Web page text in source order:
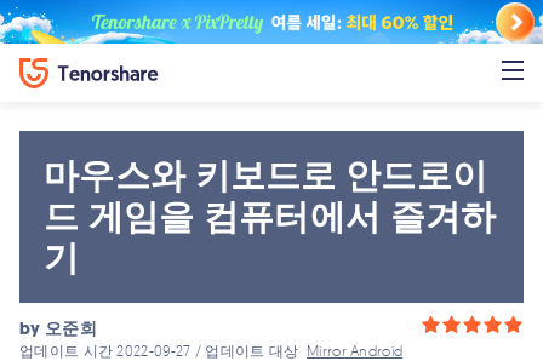
마우스와 키보드로 안드로이
드 게임을 컴퓨터에서 즐겨하
기
by 오준희
업데이트 시간 2022-09-27 / 업데이트 대상 Mirror Android